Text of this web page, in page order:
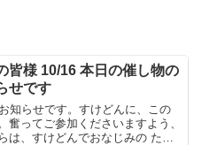
皆様 10/16 本日の催し物の
せです
知らせです。すけどんに、この
奮ってご参加くださいますよう、
は、すけどんでおなじみの たま